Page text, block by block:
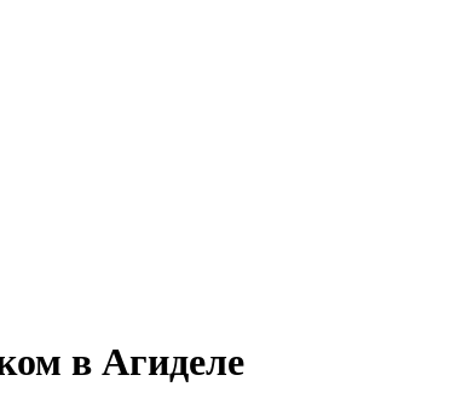
в Агиделе